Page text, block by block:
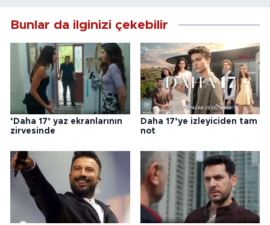
Bunlar da ilginizi çekebilir
‘Daha 17’ yaz ekranlarının
zirvesinde
Daha 17’ye izleyiciden tam
not